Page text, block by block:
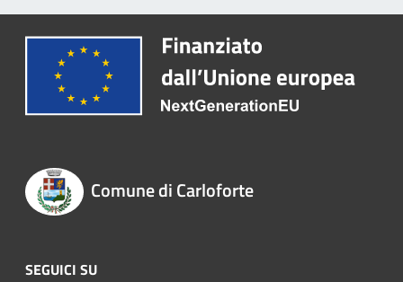
Comune di Carloforte
SEGUICI SU